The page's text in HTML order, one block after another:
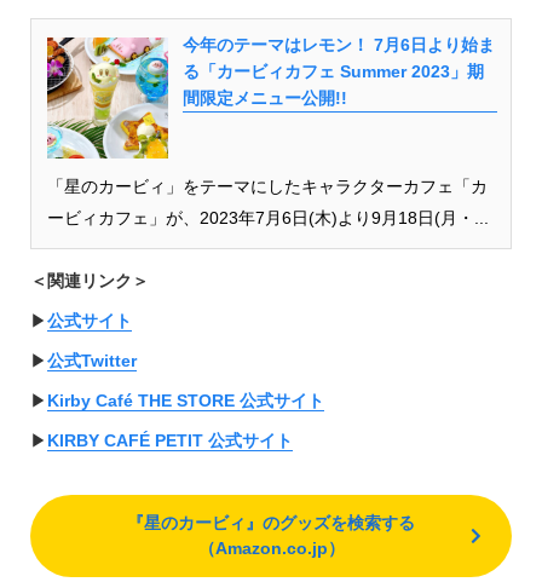
今年のテーマはレモン！ 7月6日より始ま
る「カービィカフェ Summer 2023」期
間限定メニュー公開!!
「星のカービィ」をテーマにしたキャラクターカフェ「カ
ービィカフェ」が、2023年7月6日(木)より9月18日(月・...
＜関連リンク＞
▶︎公式サイト
▶︎公式Twitter
▶︎ Kirby Café THE STORE 公式サイト
▶︎ KIRBY CAFÉ PETIT 公式サイト
『星のカービィ』のグッズを検索する
（Amazon.co.jp）